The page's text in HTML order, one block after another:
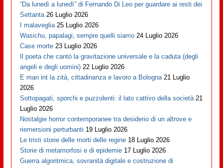
“Da lunedì a lunedì” di Fernando Di Leo per guardare ai resti dei
Settanta 26 Luglio 2026
I malaveglia 25 Luglio 2026
Wasichu, papalagi, sempre quelli siamo 24 Luglio 2026
Case morte 23 Luglio 2026
Il poeta che cantò la gravitazione universale e la caduta (degli
angeli e degli uomini) 22 Luglio 2026
E man int la zità, cittadinanza e lavoro a Bologna 21 Luglio
2026
Sottopagati, sporchi e puzzolenti: il lato cattivo della società 21
Luglio 2026
Nostalgie horror contemporanee tra desiderio di un altrove e
riemersioni perturbanti 19 Luglio 2026
Le tristi storie delle morti delle regine 18 Luglio 2026
Storie di metamorfosi e di epidemie 17 Luglio 2026
Guerra algoritmica, sovranità digitale e costruzione di